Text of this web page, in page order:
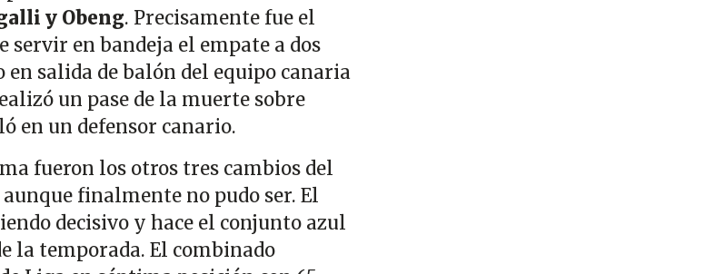
y Obeng. Precisamente fue el
servir en bandeja el empate a dos
salida de balón del equipo canaria
un pase de la muerte sobre
en un defensor canario.
fueron los otros tres cambios del
finalmente no pudo ser. El
decisivo y hace el conjunto azul
la temporada. El combinado